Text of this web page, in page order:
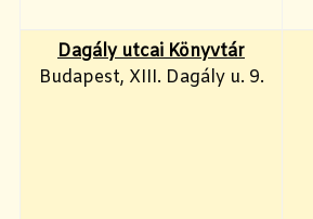
Dagály utcai Könyvtár
Budapest, XIII. Dagály u. 9.